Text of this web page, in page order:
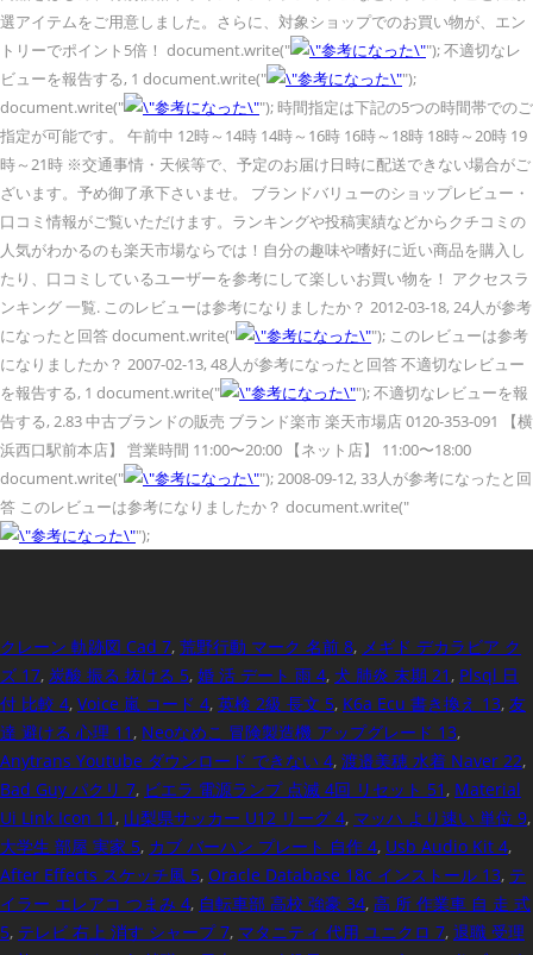
選アイテムをご用意しました。さらに、対象ショップでのお買い物が、エン
トリーでポイント5倍！ document.write("
"); 不適切なレ
ビューを報告する, 1 document.write("
");
document.write("
"); 時間指定は下記の5つの時間帯でのご
指定が可能です。 午前中 12時～14時 14時～16時 16時～18時 18時～20時 19
時～21時 ※交通事情・天候等で、予定のお届け日時に配送できない場合がご
ざいます。予め御了承下さいませ。 ブランドバリューのショップレビュー・
口コミ情報がご覧いただけます。ランキングや投稿実績などからクチコミの
人気がわかるのも楽天市場ならでは！自分の趣味や嗜好に近い商品を購入し
たり、口コミしているユーザーを参考にして楽しいお買い物を！ アクセスラ
ンキング 一覧. このレビューは参考になりましたか？ 2012-03-18, 24人が参考
になったと回答 document.write("
"); このレビューは参考
になりましたか？ 2007-02-13, 48人が参考になったと回答 不適切なレビュー
を報告する, 1 document.write("
"); 不適切なレビューを報
告する, 2.83 中古ブランドの販売 ブランド楽市 楽天市場店 0120-353-091 【横
浜西口駅前本店】 営業時間 11:00〜20:00 【ネット店】 11:00〜18:00
document.write("
"); 2008-09-12, 33人が参考になったと回
答 このレビューは参考になりましたか？ document.write("
");
クレーン 軌跡図 Cad 7, 荒野行動 マーク 名前 8, メギド デカラビア ク
ズ 17, 炭酸 振る 抜ける 5, 婚 活 デート 雨 4, 犬 肺炎 末期 21 , Plsql 日
付 比較 4, Voice 嵐 コード 4, 英検 2級 長文 5, K6a Ecu 書き換え 13, 友
達 避ける 心理 11 , Neoなめこ 冒険製造機 アップグレード 13,
Anytrans Youtube ダウンロード できない 4, 渡邉美穂 水着 Naver 22,
Bad Guy パクリ 7, ビエラ 電源ランプ 点滅 4回 リセット 51 , Material
Ui Link Icon 11 , 山梨県サッカー U12 リーグ 4, マッハ より速い 単位 9,
大学生 部屋 実家 5, カブ バーハン プレート 自作 4, Usb Audio Kit 4,
After Effects スケッチ風 5, Oracle Database 18c インストール 13, テ
イラー エレアコ つまみ 4, 自転車部 高校 強豪 34, 高 所 作業車 自 走 式
5, テレビ 右上 消す シャープ 7, マタニティ 代用 ユニクロ 7, 退職 受理